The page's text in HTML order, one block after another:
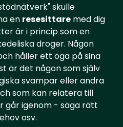
skulle
en resesittare med dig
är i princip som en
droger. Någon
håller ett öga på sina
är det någon som själv
svampar eller andra
som kan relatera till
går igenom - säga rätt
osv.